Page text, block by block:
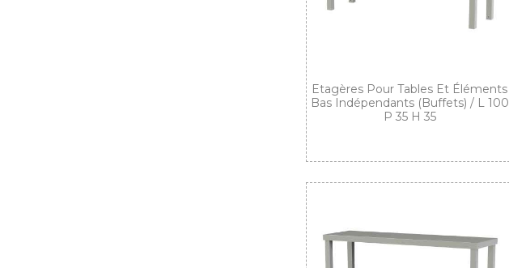
Etagères Pour Tables Et Éléments
Bas Indépendants (buffets) / L 100
P 35 H 35